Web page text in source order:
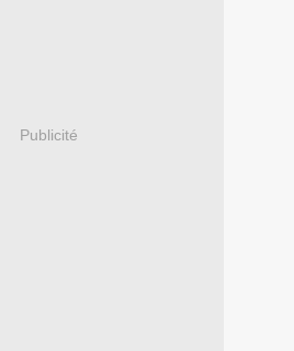
Publicité